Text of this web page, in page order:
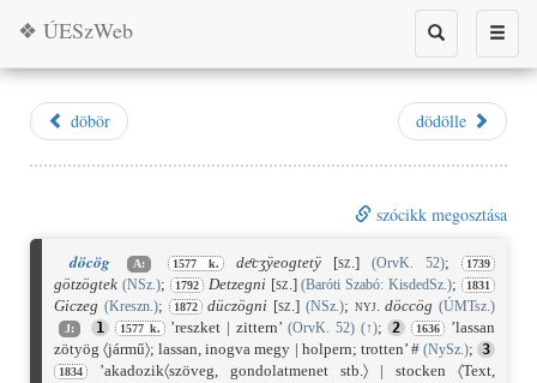
Toggle
Toggle
search
❖ ÚESzWeb
döbör dödölle
szócikk megosztása
döcög A: 1577 k. deͦcʒÿeogtetÿ [sz.] (OrvK. 52); 1739
götzögtek (NSz.); 1792 Detzegni [sz.] (Baróti Szabó: KisdedSz.); 1831
Giczeg (Kreszn.); 1872 düczögni [sz.] (NSz.); nyj. döccög (ÚMTsz.)
J: 1 1577 k. ’reszket | zittern’ (OrvK. 52) (↑); 2 1636
’lassan
zötyög 〈jármű〉; lassan, inogva megy | holpern; trotten’ # (NySz.); 3
1834
’akadozik〈szöveg, gondolatmenet stb.〉 | stocken 〈Text,